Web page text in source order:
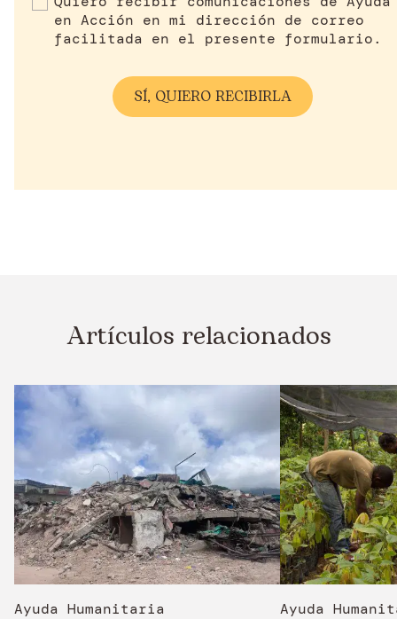
en Acción en mi dirección de correo
facilitada en el presente formulario.
Artículos relacionados
Ayuda Humanitaria Ayuda